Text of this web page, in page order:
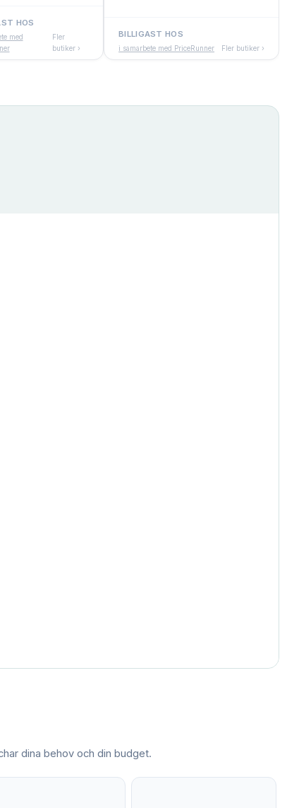
HOS
med
Fler
butiker ›
BILLIGAST HOS
i samarbete med PriceRunner Fler butiker ›
dina behov och din budget.